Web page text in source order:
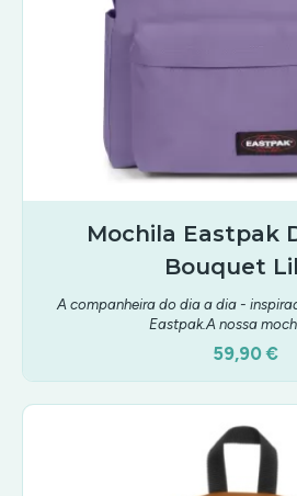
Mochila Eastpak
Bouquet
A companheira do dia a dia -
Eastpak.A nossa
59,90 €